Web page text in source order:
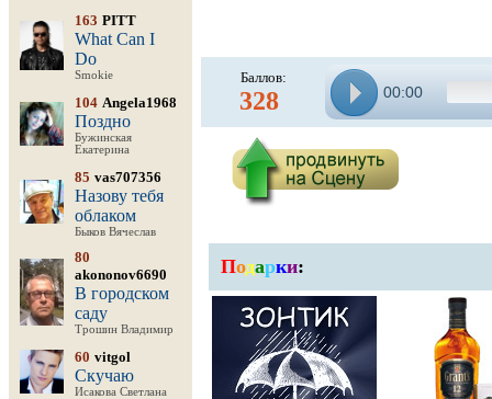
163 PITT
What Can I
Do
Smokie
104 Angela1968
Поздно
Бужинская
Екатерина
85 vas707356
Назову тебя
облаком
Быков Вячеслав
80
akononov6690
В городском
саду
Трошин Владимир
60 vitgol
Скучаю
Исакова Светлана
Баллов:
328 00:00
Подарки: